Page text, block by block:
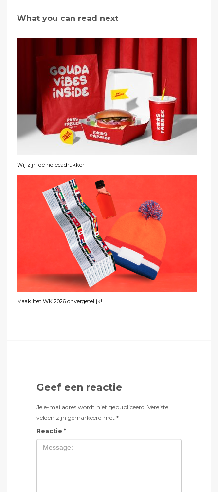
What you can read next
Wij zijn dé horecadrukker
Maak het WK 2026 onvergetelijk!
Geef een reactie
Je e-mailadres wordt niet gepubliceerd. Vereiste
velden zijn gemarkeerd met *
Reactie *